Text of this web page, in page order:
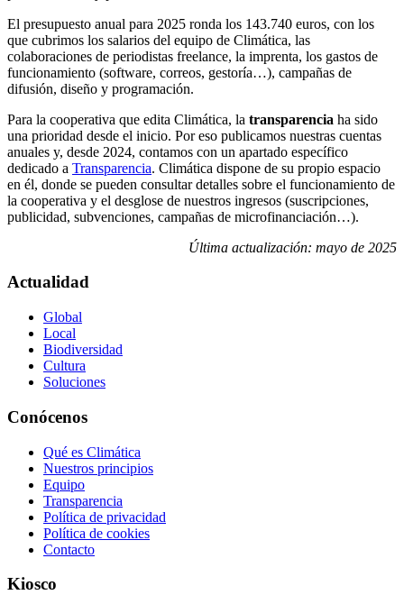
El presupuesto anual para 2025 ronda los 143.740 euros, con los
que cubrimos los salarios del equipo de Climática, las
colaboraciones de periodistas freelance, la imprenta, los gastos de
funcionamiento (software, correos, gestoría…), campañas de
difusión, diseño y programación.
Para la cooperativa que edita Climática, la transparencia ha sido
una prioridad desde el inicio. Por eso publicamos nuestras cuentas
anuales y, desde 2024, contamos con un apartado específico
dedicado a Transparencia. Climática dispone de su propio espacio
en él, donde se pueden consultar detalles sobre el funcionamiento de
la cooperativa y el desglose de nuestros ingresos (suscripciones,
publicidad, subvenciones, campañas de microfinanciación…).
Última actualización: mayo de 2025
Actualidad
Global
Local
Biodiversidad
Cultura
Soluciones
Conócenos
Qué es Climática
Nuestros principios
Equipo
Transparencia
Política de privacidad
Política de cookies
Contacto
Kiosco